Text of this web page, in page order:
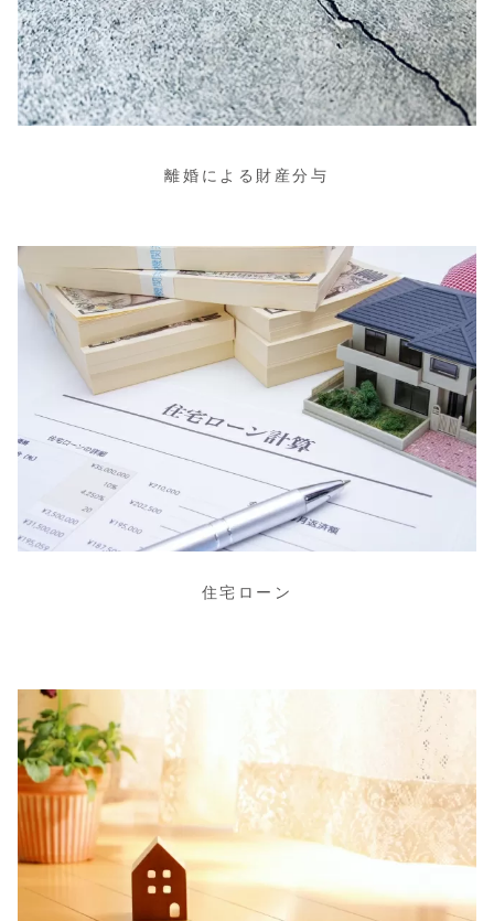
離婚による財産分与
住宅ローン